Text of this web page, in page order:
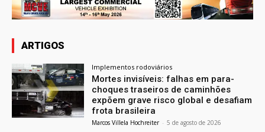
ARTIGOS
Implementos rodoviários
Mortes invisíveis: falhas em para-
choques traseiros de caminhões
expõem grave risco global e desafiam
frota brasileira
Marcos Villela Hochreiter - 5 de agosto de 2026